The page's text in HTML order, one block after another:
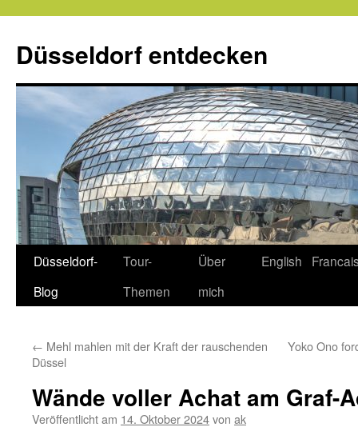
springen
Düsseldorf entdecken
Düsseldorf-
Blog
Tour-
Themen
Über
mich
English
← Mehl mahlen mit der Kraft der rauschenden
Düssel
Yoko Ono
Wände voller Achat am Graf-
Veröffentlicht am 14. Oktober 2024von ak